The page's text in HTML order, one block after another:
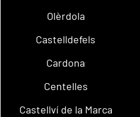
Olèrdola
Castelldefels
Cardona
Centelles
Castellví de la Marca